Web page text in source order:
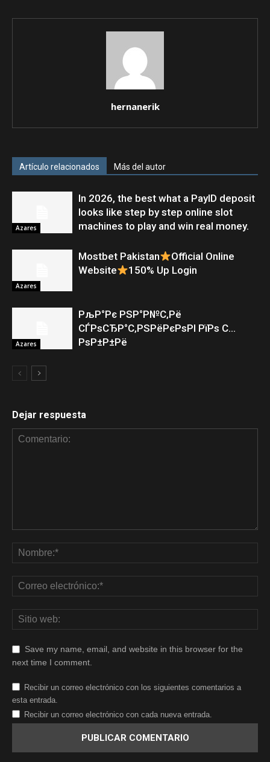
hernanerik
Artículo relacionados Más del autor
Azares
In 2026, the best what a PayID deposit
looks like step by step online slot
machines to play and win real money.
Azares
Mostbet Pakistan
Official Online
Website
150% Up Login
Azares
РљР°Рє РЅР°Р№С‚Рё
СЃРѕСЂР°С‚РЅРёРєРѕРІ РїРѕ С…
РѕР±Р±Рё
Dejar respuesta
Save my name, email, and website in this browser for the
next time I comment.
Recibir un correo electrónico con los siguientes comentarios a
esta entrada.
Recibir un correo electrónico con cada nueva entrada.